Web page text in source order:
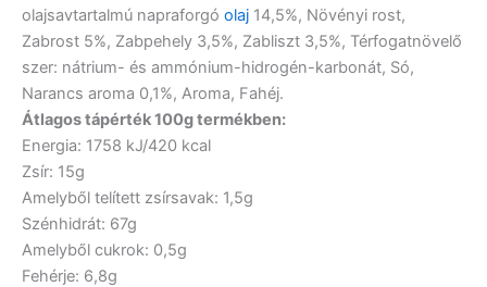
olajsavtartalmú napraforgó olaj 14,5%, Növényi rost,
Zabrost 5%, Zabpehely 3,5%, Zabliszt 3,5%, Térfogatnövelő
szer: nátrium- és ammónium-hidrogén-karbonát, Só,
Narancs aroma 0,1%, Aroma, Fahéj.
Átlagos tápérték 100g termékben:
Energia: 1758 kJ/420 kcal
Zsír: 15g
Amelyből telített zsírsavak: 1,5g
Szénhidrát: 67g
Amelyből cukrok: 0,5g
Fehérje: 6,8g